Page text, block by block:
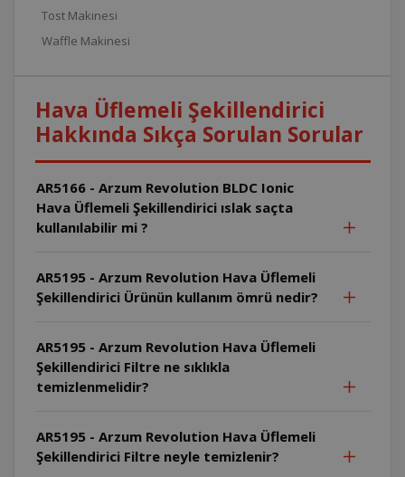
Tost Makinesi
Waffle Makinesi
Hava Üflemeli Şekillendirici
Hakkında Sıkça Sorulan Sorular
AR5166 - Arzum Revolution BLDC Ionic
Hava Üflemeli Şekillendirici ıslak saçta
kullanılabilir mi ?
AR5195 - Arzum Revolution Hava Üflemeli
Şekillendirici Ürünün kullanım ömrü nedir?
AR5195 - Arzum Revolution Hava Üflemeli
Şekillendirici Filtre ne sıklıkla
temizlenmelidir?
AR5195 - Arzum Revolution Hava Üflemeli
Şekillendirici Filtre neyle temizlenir?